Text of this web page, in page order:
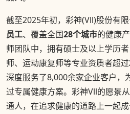
截至2025年初，彩神(Vll)股份有
员工、覆盖全国28个城市的健康
师团队中，拥有硕士及以上学历
师、运动康复师等专业资质者超过
深度服务了8,000余家企业客户，
过专属健康方案。彩神Vll的愿景
通人，在追求健康的道路上一起